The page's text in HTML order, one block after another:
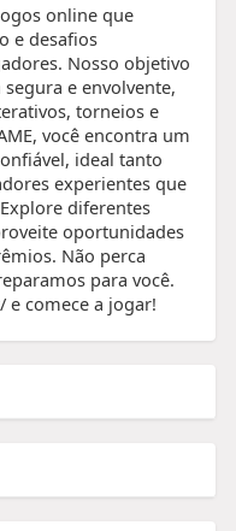
online que
e desafios
Nosso objetivo
e envolvente,
torneios e
você encontra um
ideal tanto
experientes que
diferentes
oportunidades
Não perca
para você.
e comece a jogar!